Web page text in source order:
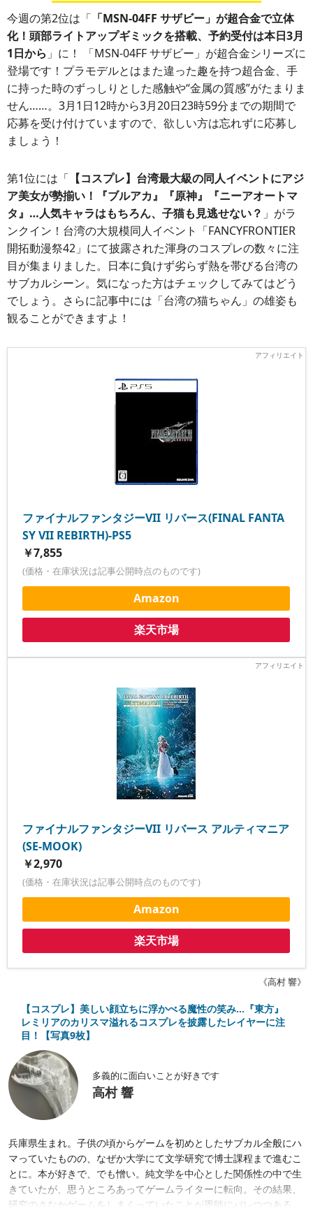
今週の第2位は「 「MSN-04FF サザビー」が超合金で立体
化！頭部ライトアップギミックを搭載、予約受付は本日3月
1日から 」に！ 「MSN-04FF サザビー」が超合金シリーズに
登場です！プラモデルとはまた違った趣を持つ超合金、手
に持った時のずっしりとした感触や“金属の質感”がたまりま
せん……。3月1日12時から3月20日23時59分までの期間で
応募を受け付けていますので、欲しい方は忘れずに応募し
ましょう！
第1位には「 【コスプレ】台湾最大級の同人イベントにアジ
ア美女が勢揃い！『ブルアカ』『原神』『ニーアオートマ
タ』…人気キャラはもちろん、子猫も見逃せない？ 」がラ
ンクイン！台湾の大規模同人イベント「FANCYFRONTIER
開拓動漫祭42」にて披露された渾身のコスプレの数々に注
目が集まりました。日本に負けず劣らず熱を帯びる台湾の
サブカルシーン。気になった方はチェックしてみてはどう
でしょう。さらに記事中には「台湾の猫ちゃん」の雄姿も
観ることができますよ！
ファイナルファンタジーVII リバース(FINAL FANTA
SY VII REBIRTH)-PS5
￥7,855
(価格・在庫状況は記事公開時点のものです)
Amazon
楽天市場
ファイナルファンタジーVII リバース アルティマニア
(SE-MOOK)
￥2,970
(価格・在庫状況は記事公開時点のものです)
Amazon
楽天市場
《高村 響》
【コスプレ】美しい顔立ちに浮かべる魔性の笑み...『東方』
レミリアのカリスマ溢れるコスプレを披露したレイヤーに注
目！【写真9枚】
多義的に面白いことが好きです
高村 響
兵庫県生まれ。子供の頃からゲームを初めとしたサブカル全般にハ
マっていたものの、なぜか大学にて文学研究で博士課程まで進むこ
とに。本が好きで、でも憎い。純文学を中心とした関係性の中で生
きていたが、思うところあってゲームライターに転向。その結果、
研究のさなかゲームをしまくっていたことが恩師にバレつつある。